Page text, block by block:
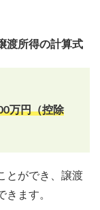
渡所得の計算式
万円（控除
とができ、譲渡
きます。